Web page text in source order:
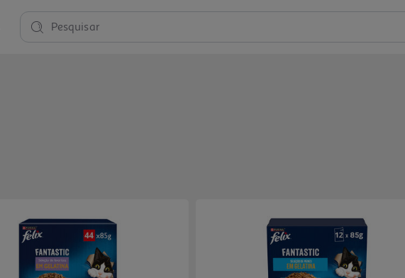
Pesquisar